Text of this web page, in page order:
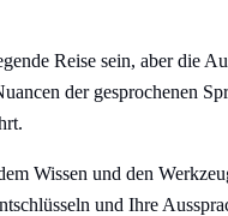
Reise sein, aber die
der gesprochenen
Wissen und den
und Ihre